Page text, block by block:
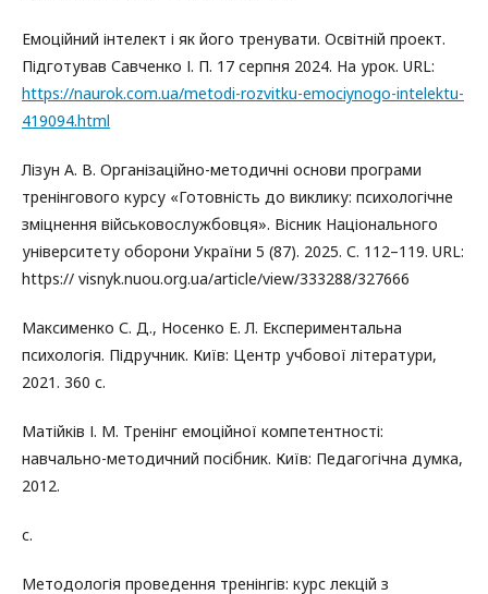
Емоційний інтелект і як його тренувати. Освітній проект.
Підготував Савченко І. П. 17 серпня 2024. На урок. URL:
https://naurok.com.ua/metodi-rozvitku-emociynogo-intelektu-
419094.html
Лізун А. В. Організаційно-методичні основи програми
тренінгового курсу «Готовність до виклику: психологічне
зміцнення військовослужбовця». Вісник Національного
університету оборони України 5 (87). 2025. С. 112–119. URL:
https:// visnyk.nuou.org.ua/article/view/333288/327666
Максименко С. Д., Носенко Е. Л. Експериментальна
психологія. Підручник. Київ: Центр учбової літератури,
2021. 360 с.
Матійків І. М. Тренінг емоційної компетентності:
навчально-методичний посібник. Київ: Педагогічна думка,
2012.
с.
Методологія проведення тренінгів: курс лекцій з